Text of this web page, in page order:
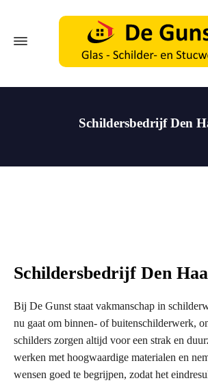
Schildersbedrijf Den
Schildersbedrijf Den
Bij De Gunst staat vakmanschap in
nu gaat om binnen- of buitenschilderwerk,
schilders zorgen altijd voor een strak en
werken met hoogwaardige materialen en
wensen goed te begrijpen, zodat het